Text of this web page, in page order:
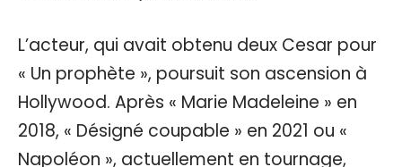
L’acteur, qui avait obtenu deux Cesar pour
« Un prophète », poursuit son ascension à
Hollywood. Après « Marie Madeleine » en
2018, « Désigné coupable » en 2021 ou «
Napoléon », actuellement en tournage,